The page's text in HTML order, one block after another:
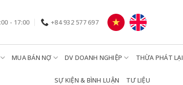
- 17:00 +84 932 577 697
MUA BÁN NỢ DV DOANH NGHIỆP THỪA PHÁT LẠI
SỰ KIỆN & BÌNH LUẬN TƯ LIỆU